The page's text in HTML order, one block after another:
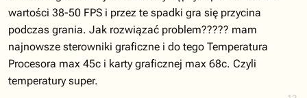
wartości 38-50 FPS i przez te spadki gra się przycina
podczas grania. Jak rozwiązać problem????? mam
najnowsze sterowniki graficzne i do tego Temperatura
Procesora max 45c i karty graficznej max 68c. Czyli
temperatury super.